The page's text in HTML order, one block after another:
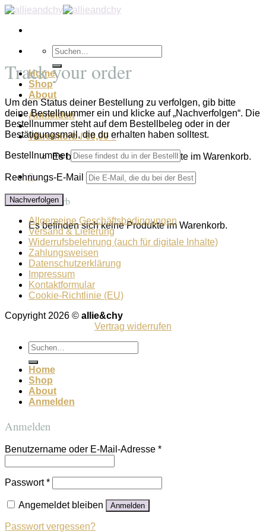
Zum
springen
Suchen
nach:
Home
Shop
About
Anmelden
Warenkorb /€0,00 0
Es befinden sich keine Produkte im Warenkorb.
0
Warenkorb
Es befinden sich keine Produkte im Warenkorb.
Track your order
Um den Status deiner Bestellung zu verfolgen, gib bitte
deine Bestellnummer ein und klicke auf „Nachverfolgen“. Die
Bestellnummer steht auf dem Bestellbeleg oder in der
Bestätigungsmail, die du erhalten haben solltest.
Bestellnummer
Rechnungs-E-Mail
Nachverfolgen
Allgemeine Geschäftsbedingungen
Versand & Lieferung
Widerrufsbelehrung (auch für digitale Inhalte)
Zahlungsweisen
Datenschutzerklärung
Impressum
Kontaktformular
Cookie-Richtlinie (EU)
Copyright 2026 © allie&chy
Vertrag widerrufen
Suchen
nach:
Home
Shop
About
Anmelden
Anmelden
Benutzername oder E-Mail-Adresse *
Passwort*
Angemeldet bleiben Anmelden
Passwort vergessen?